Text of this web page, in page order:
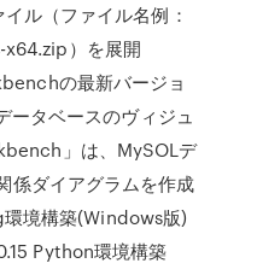
ル（ファイル名例：
x64.zip）を展開
の最新バージョ
ータベースのヴィジュ
」は、MySOLデ
係ダイアグラムを作成
境構築(Windows版)
Python環境構築